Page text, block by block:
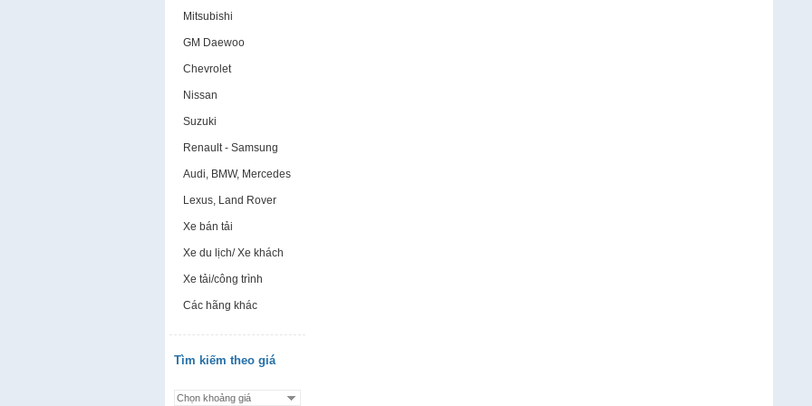
Mitsubishi
GM Daewoo
Chevrolet
Nissan
Suzuki
Renault - Samsung
Audi, BMW, Mercedes
Lexus, Land Rover
Xe bán tải
Xe du lịch/ Xe khách
Xe tải/công trình
Các hãng khác
Tìm kiếm theo giá